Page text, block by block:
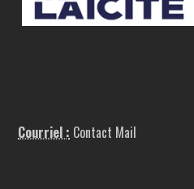
Courriel : Contact Mail